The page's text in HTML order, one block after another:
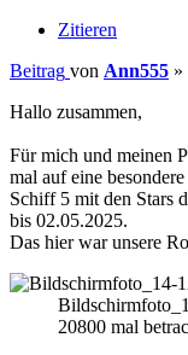
Zitieren
Beitrag von Ann555 »
Hallo zusammen,
Für mich und meinen
mal auf eine
Schiff 5 mit den Stars
bis 02.05.2025.
Das hier war unsere
20800 mal